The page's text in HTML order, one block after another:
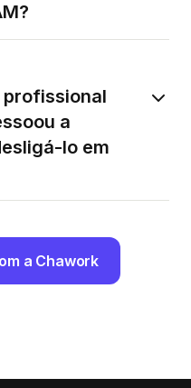
profissional
a
lo em
a Chawork